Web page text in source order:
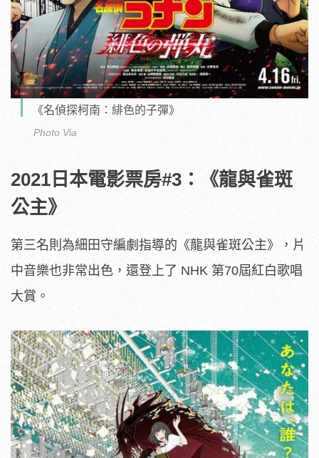
《名偵探柯南：緋色的子彈》
Photo Via
2021日本電影票房#3：《龍與雀斑
公主》
第三名則為細田守編劇指導的《龍與雀斑公主》，片
中音樂也非常出色，還登上了 NHK 第70屆紅白歌唱
大賞。